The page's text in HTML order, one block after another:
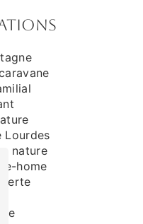
Lourdes
nature
home